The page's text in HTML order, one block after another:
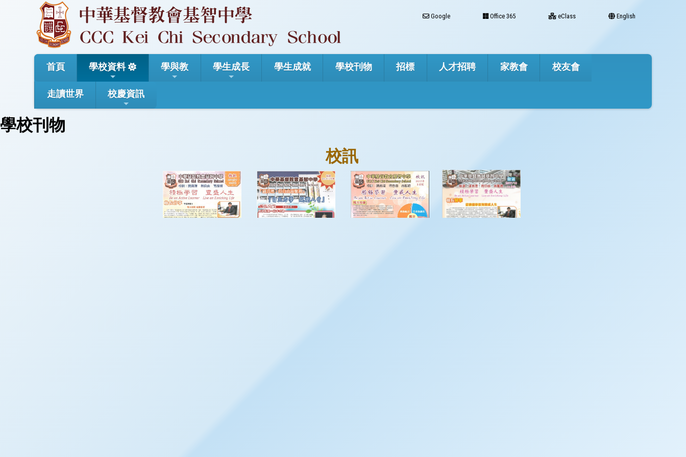
Google Office 365 eClass English
首頁 學校資料 學與教 學生成長 學生成就 學校刊物 招標 人才招聘 家教會 校友會
走讀世界 校慶資訊
學校刊物